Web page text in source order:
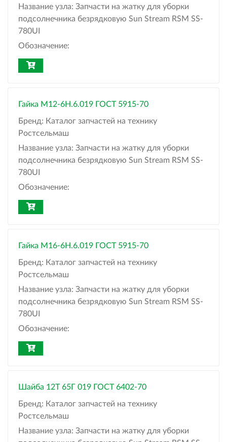
Название узла: Запчасти на жатку для уборки
подсолнечника безрядковую Sun Stream RSM SS-
780UI
Обозначение:
Гайка М12-6H.6.019 ГОСТ 5915-70
Бренд: Каталог запчастей на технику
Ростсельмаш
Название узла: Запчасти на жатку для уборки
подсолнечника безрядковую Sun Stream RSM SS-
780UI
Обозначение:
Гайка М16-6H.6.019 ГОСТ 5915-70
Бренд: Каталог запчастей на технику
Ростсельмаш
Название узла: Запчасти на жатку для уборки
подсолнечника безрядковую Sun Stream RSM SS-
780UI
Обозначение:
Шайба 12Т 65Г 019 ГОСТ 6402-70
Бренд: Каталог запчастей на технику
Ростсельмаш
Название узла: Запчасти на жатку для уборки